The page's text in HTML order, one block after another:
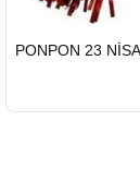
GÖNDERİ